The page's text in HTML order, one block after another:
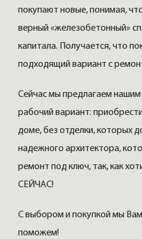
покупают новые, понимая,
верный «железобетонный»
капитала. Получается, что
подходящий вариант с
Сейчас мы предлагаем
рабочий вариант:
доме, без отделки, которых
надежного архитектора,
ремонт под ключ, так, как
СЕЙЧАС!
С выбором и покупкой мы
поможем!